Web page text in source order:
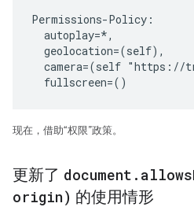
Permissions-Policy:
  autoplay=*,
  geolocation=(self),
camera=(self "https://
  fullscreen=()
现在，借助“权限”政策。
更新了 document .
origin) 的使用情形